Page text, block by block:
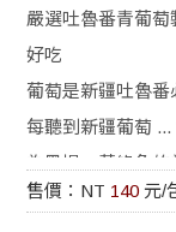
嚴選吐魯番青葡
好吃
葡萄是新疆吐魯
每聽到新疆葡萄
為黑提，黃綠色的
售價：NT 140 元/